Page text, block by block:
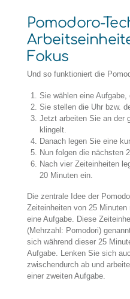
Pomodoro-
Fokus
Und so funktioniert die
Sie wählen eine Aufgabe,
Sie stellen die Uhr bzw.
Jetzt arbeiten Sie an der
klingelt.
Danach legen Sie eine
Nun folgen die nächsten
Nach vier Zeiteinheiten
20 Minuten ein.
Die zentrale Idee der
Zeiteinheiten von 25
eine Aufgabe. Diese
(Mehrzahl: Pomodori)
sich während dieser 25
Aufgabe. Lenken Sie sich
zwischendurch ab und
einer zweiten Aufgabe.